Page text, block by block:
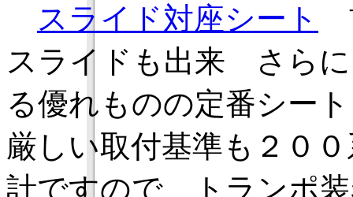
スライド対座シート
スライドも出来 さら
る優れものの定番シート
厳しい取付基準も２０
計ですので トランポ装